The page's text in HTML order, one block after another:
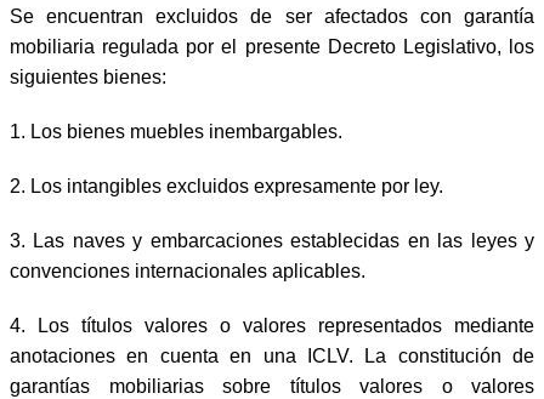
Se encuentran excluidos de ser afectados con garantía
mobiliaria regulada por el presente Decreto Legislativo, los
siguientes bienes:
1. Los bienes muebles inembargables.
2. Los intangibles excluidos expresamente por ley.
3. Las naves y embarcaciones establecidas en las leyes y
convenciones internacionales aplicables.
4. Los títulos valores o valores representados mediante
anotaciones en cuenta en una ICLV. La constitución de
garantías mobiliarias sobre títulos valores o valores